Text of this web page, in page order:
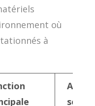
où
à
sous-